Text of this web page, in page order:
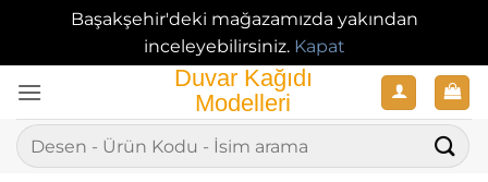
Başakşehir'deki mağazamızda yakından
inceleyebilirsiniz. Kapat
atla
Ara: